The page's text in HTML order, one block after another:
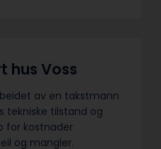
hus Voss
av en takstmann
tekniske tilstand og
for kostnader
og mangler.